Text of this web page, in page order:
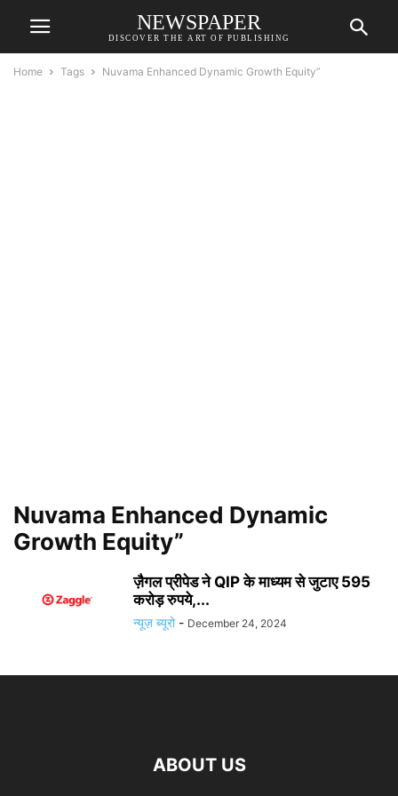
NEWSPAPER
DISCOVER THE ART OF PUBLISHING
Home Tags Nuvama Enhanced Dynamic Growth Equity”
Nuvama Enhanced Dynamic
Growth Equity”
ज़ैगल प्रीपेड ने QIP के माध्यम से जुटाए 595
करोड़ रुपये,...
न्यूज़ ब्यूरो - December 24, 2024
ABOUT US